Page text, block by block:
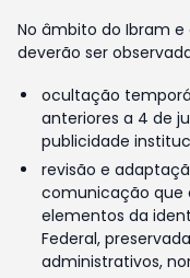
No âmbito do Ibram
deverão ser
ocultação
anteriores a 4 de
publicidade
revisão e
comunicação que
elementos da
Federal,
administrativos,